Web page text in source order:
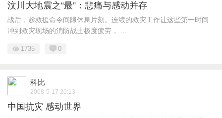
汶川大地震之“最”：悲痛与感动并存
战后，趁救援命令间隙休息片刻。连续的救灾工作让这些第一时间
冲到救灾现场的消防战士极度疲劳， ...
1735 0
科比
2008-5-17 20:13
中国抗灾 感动世界